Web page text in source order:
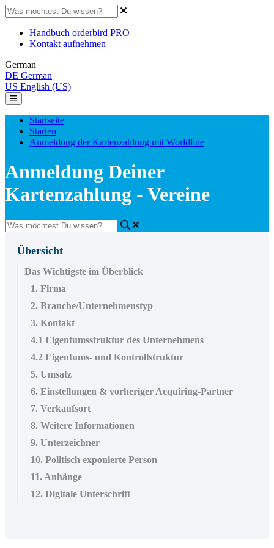
Handbuch orderbird PRO
Kontakt aufnehmen
German
DE German
US English (US)
Startseite
Starten
Anmeldung der Kartenzahlung mit Worldline
Anmeldung Deiner
Kartenzahlung - Vereine
Übersicht
Das Wichtigste im Überblick
1. Firma
2. Branche/Unternehmenstyp
3. Kontakt
4.1 Eigentumsstruktur des Unternehmens
4.2 Eigentums- und Kontrollstruktur
5. Umsatz
6. Einstellungen & vorheriger Acquiring-Partner
7. Verkaufsort
8. Weitere Informationen
9. Unterzeichner
10. Politisch exponierte Person
11. Anhänge
12. Digitale Unterschrift